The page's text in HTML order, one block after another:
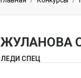
ЖУЛАНОВА
ЛЕДИ СПЕЦ